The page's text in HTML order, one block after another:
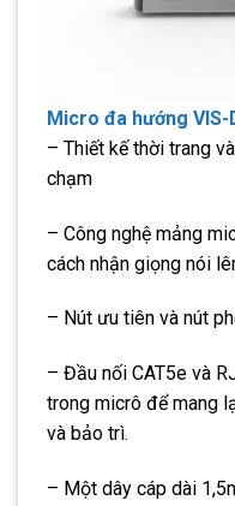
Micro đa hướng VIS-
– Thiết kế thời trang
chạm
– Công nghệ mảng
cách nhận giọng nói
– Nút ưu tiên và nút
– Đầu nối CAT5e và
trong micrô để mang
và bảo trì.
– Một dây cáp dài